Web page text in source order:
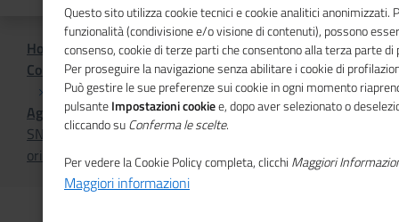
Home
Comunicazione istituzionale per il sistema camerale
Agenda
SNI-Servizio Nuove Imprese: tornano i colloqui di primo
orientamento, fino al 19 settembre
Questo sito utilizza cookie tecnici e cookie analitici anonimizzati.
funzionalità (condivisione e/o visione di contenuti), possono
consenso, cookie di terze parti che consentono alla terza parte
Per proseguire la navigazione senza abilitare i cookie di
Può gestire le sue preferenze sui cookie in ogni momento
pulsanteImpostazioni cookiee, dopo aver selezionato o
cliccando suConferma le scelte.
Per vedere la Cookie Policy completa, clicchi Maggiori
Maggiori informazioni